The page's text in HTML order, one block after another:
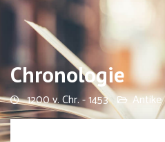
Chronologie
1200 v. Chr. - 1453 Antike